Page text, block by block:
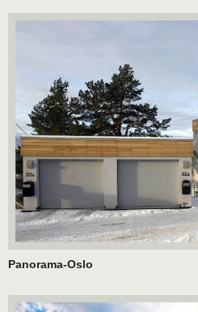
Panorama-Oslo